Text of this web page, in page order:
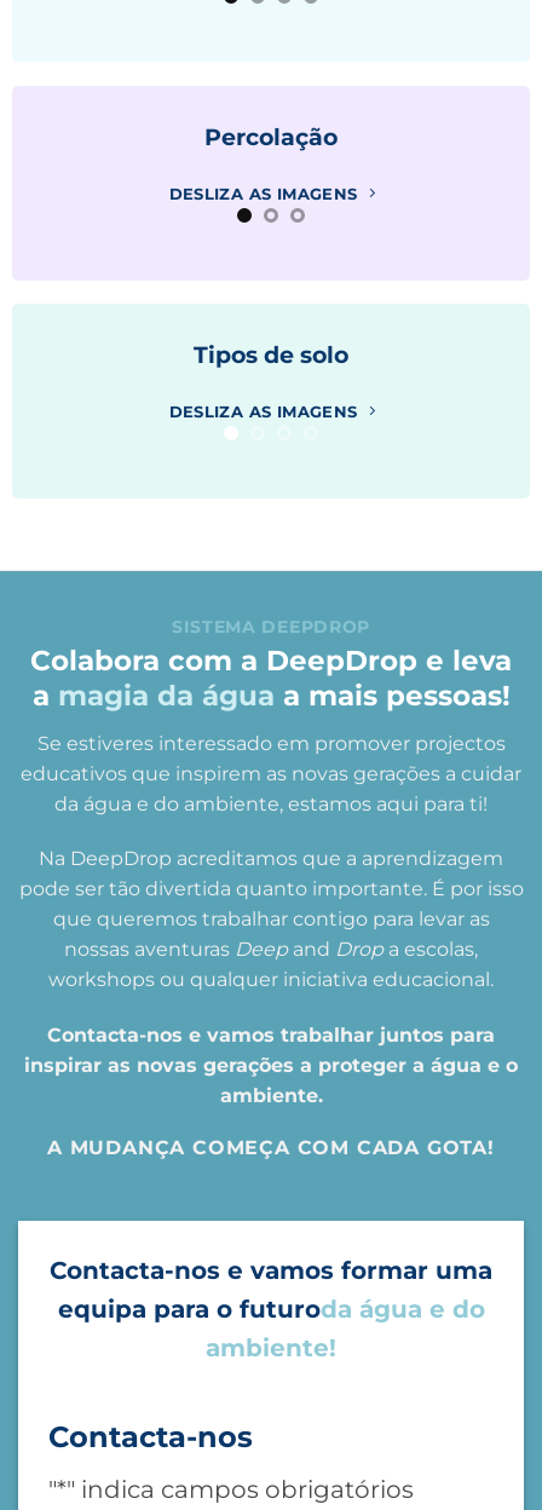
Percolação
DESLIZA AS IMAGENS
Tipos de solo
DESLIZA AS IMAGENS
SISTEMA DEEPDROP
Colabora com a DeepDrop e leva
a magia da água a mais pessoas!
Se estiveres interessado em promover projectos
educativos que inspirem as novas gerações a cuidar
da água e do ambiente, estamos aqui para ti!
Na DeepDrop acreditamos que a aprendizagem
pode ser tão divertida quanto importante. É por isso
que queremos trabalhar contigo para levar as
nossas aventuras Deepand Dropa escolas,
workshops ou qualquer iniciativa educacional.
Contacta-nos e vamos trabalhar juntos para
inspirar as novas gerações a proteger a água e o
ambiente.
A MUDANÇA COMEÇA COM CADA GOTA!
Contacta-nos e vamos formar uma
equipa para o futuroda água e do
ambiente!
Contacta-nos
"*" indica campos obrigatórios